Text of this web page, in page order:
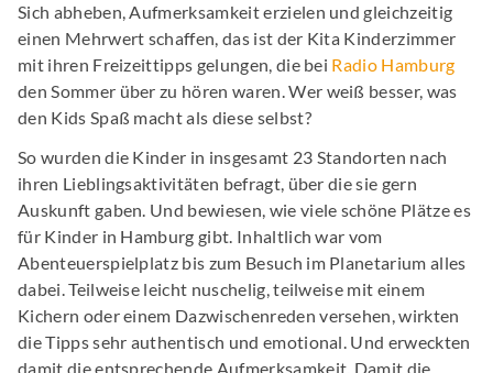
Sich abheben, Aufmerksamkeit erzielen und gleichzeitig
einen Mehrwert schaffen, das ist der Kita Kinderzimmer
mit ihren Freizeittipps gelungen, die bei Radio Hamburg
den Sommer über zu hören waren. Wer weiß besser, was
den Kids Spaß macht als diese selbst?
So wurden die Kinder in insgesamt 23 Standorten nach
ihren Lieblingsaktivitäten befragt, über die sie gern
Auskunft gaben. Und bewiesen, wie viele schöne Plätze es
für Kinder in Hamburg gibt. Inhaltlich war vom
Abenteuerspielplatz bis zum Besuch im Planetarium alles
dabei. Teilweise leicht nuschelig, teilweise mit einem
Kichern oder einem Dazwischenreden versehen, wirkten
die Tipps sehr authentisch und emotional. Und erweckten
damit die entsprechende Aufmerksamkeit. Damit die